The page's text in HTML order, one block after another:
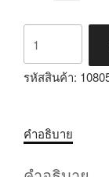
รหัสสินค้า:
คำอธิบาย